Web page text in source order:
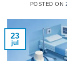
POSTED ON
23
jul